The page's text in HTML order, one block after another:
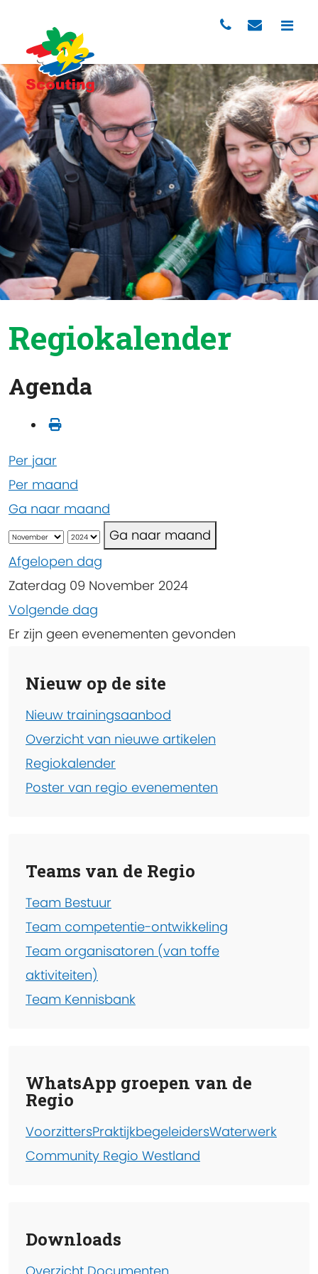
Regiokalender
Agenda
Per jaar
Per maand
Ga naar maand
Ga naar maand
Afgelopen dag
Zaterdag 09 November 2024
Volgende dag
Er zijn geen evenementen gevonden
Nieuw op de site
Nieuw trainingsaanbod
Overzicht van nieuwe artikelen
Regiokalender
Poster van regio evenementen
Teams van de Regio
Team Bestuur
Team competentie-ontwikkeling
Team organisatoren (van toffe
aktiviteiten)
Team Kennisbank
WhatsApp groepen van de
Regio
VoorzittersPraktijkbegeleidersWaterwerk
Community Regio Westland
Downloads